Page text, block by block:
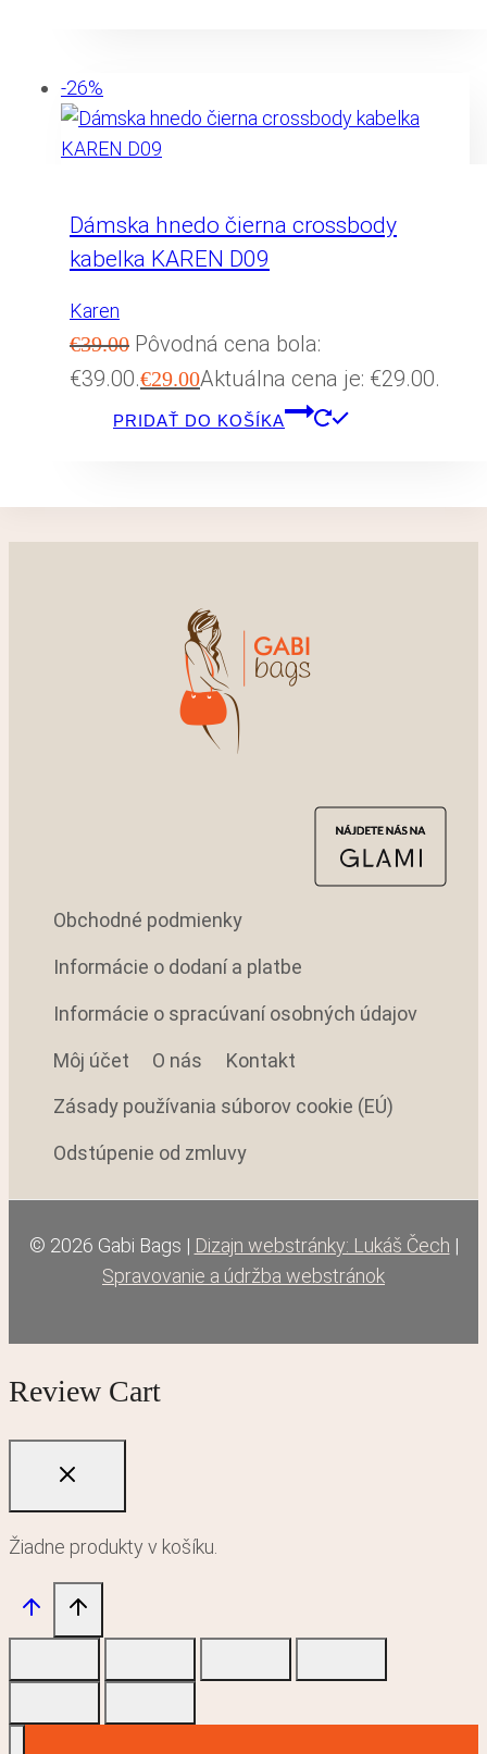
-26%
Dámska hnedo čierna crossbody
kabelka KAREN D09
Karen
€39.00 Pôvodná cena bola:
€39.00.€29.00Aktuálna cena je: €29.00.
PRIDAŤ DO KOŠÍKA
Obchodné podmienky
Informácie o dodaní a platbe
Informácie o spracúvaní osobných údajov
Môj účet O nás Kontakt
Zásady používania súborov cookie (EÚ)
Odstúpenie od zmluvy
© 2026 Gabi Bags | Dizajn webstránky: Lukáš Čech |
Spravovanie a údržba webstránok
Review Cart
Žiadne produkty v košíku.